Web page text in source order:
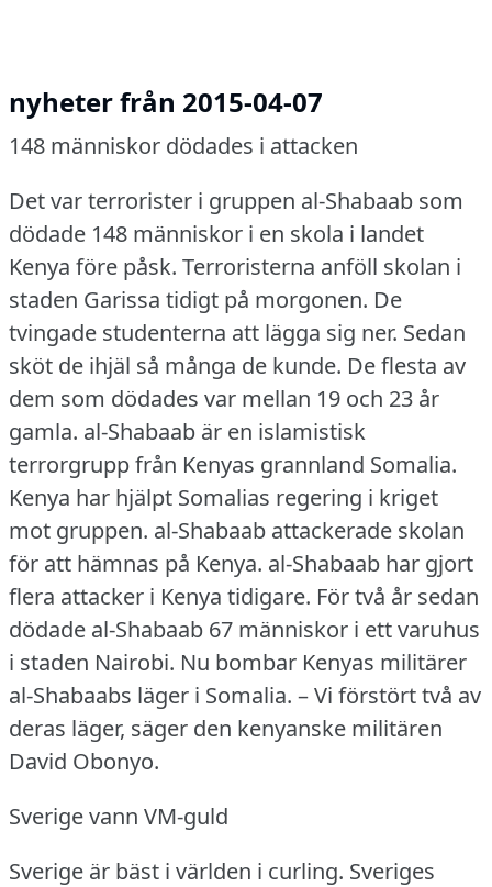
nyheter från 2015-04-07
148 människor dödades i attacken
Det var terrorister i gruppen al-Shabaab som
dödade 148 människor i en skola i landet
Kenya före påsk. Terroristerna anföll skolan i
staden Garissa tidigt på morgonen. De
tvingade studenterna att lägga sig ner. Sedan
sköt de ihjäl så många de kunde. De flesta av
dem som dödades var mellan 19 och 23 år
gamla. al-Shabaab är en islamistisk
terrorgrupp från Kenyas grannland Somalia.
Kenya har hjälpt Somalias regering i kriget
mot gruppen. al-Shabaab attackerade skolan
för att hämnas på Kenya. al-Shabaab har gjort
flera attacker i Kenya tidigare. För två år sedan
dödade al-Shabaab 67 människor i ett varuhus
i staden Nairobi. Nu bombar Kenyas militärer
al-Shabaabs läger i Somalia. – Vi förstört två av
deras läger, säger den kenyanske militären
David Obonyo.
Sverige vann VM-guld
Sverige är bäst i världen i curling. Sveriges